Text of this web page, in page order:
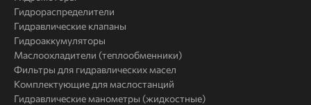
Гидрораспределители
Гидравлические клапаны
Гидроаккумуляторы
Маслоохладители (теплообменники)
Фильтры для гидравлических масел
Комплектующие для маслостанций
Гидравлические манометры (жидкостные)